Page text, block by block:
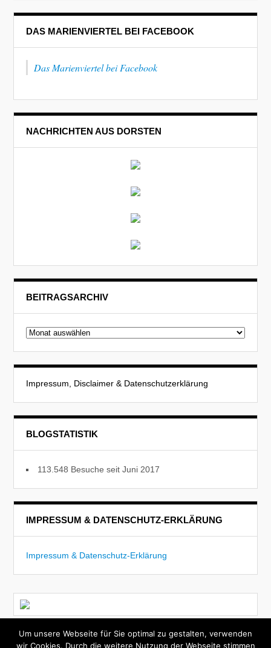
DAS MARIENVIERTEL BEI FACEBOOK
Das Marienviertel bei Facebook
NACHRICHTEN AUS DORSTEN
BEITRAGSARCHIV
Beitragsarchiv
Impressum, Disclaimer & Datenschutzerklärung
BLOGSTATISTIK
113.548 Besuche seit Juni 2017
IMPRESSUM & DATENSCHUTZ-ERKLÄRUNG
Impressum & Datenschutz-Erklärung
Today Theme byWPExplorer| Powered by WordPress
Um unsere Webseite für Sie optimal zu gestalten, verwenden
wir Cookies. Durch die weitere Nutzung der Webseite stimmen